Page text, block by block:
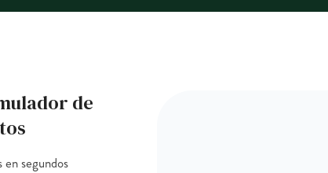
de
segundos